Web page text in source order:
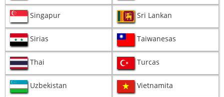
Singapur Sri Lankan
Sirias Taiwanesas
Thai Turcas
Uzbekistan Vietnamita